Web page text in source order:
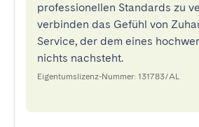
professionellen Standards zu
verbinden das Gefühl von
Service, der dem eines
nichts nachsteht.
Eigentumslizenz-Nummer: 131783/AL